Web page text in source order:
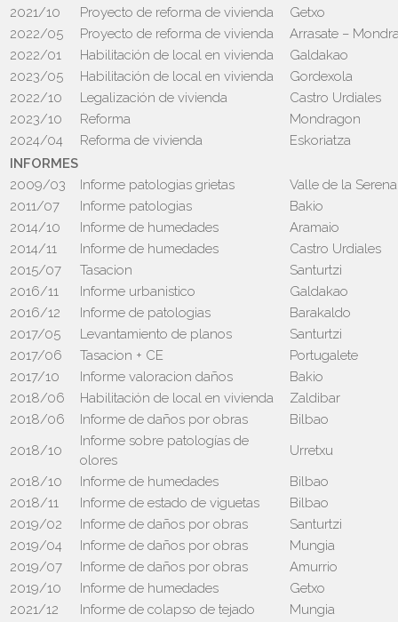
2021/10
Proyecto de reforma de vivienda
Getxo
2022/05
Proyecto de reforma de vivienda
Arrasate –
2022/01
Habilitación de local en vivienda
Galdakao
2023/05
Habilitación de local en vivienda
Gordexola
2022/10
Legalización de vivienda
Castro Urdiales
2023/10
Reforma
Mondragon
2024/04
Reforma de vivienda
Eskoriatza
INFORMES
2009/03
Informe patologias grietas
Valle de la Serena
2011/07
Informe patologias
Bakio
2014/10
Informe de humedades
Aramaio
2014/11
Informe de humedades
Castro Urdiales
2015/07
Tasacion
Santurtzi
2016/11
Informe urbanistico
Galdakao
2016/12
Informe de patologias
Barakaldo
2017/05
Levantamiento de planos
Santurtzi
2017/06
Tasacion + CE
Portugalete
2017/10
Informe valoracion daños
Bakio
2018/06
Habilitación de local en vivienda
Zaldibar
2018/06
Informe de daños por obras
Bilbao
2018/10
Informe sobre patologías de
olores
Urretxu
2018/10
Informe de humedades
Bilbao
2018/11
Informe de estado de viguetas
Bilbao
2019/02
Informe de daños por obras
Santurtzi
2019/04
Informe de daños por obras
Mungia
2019/07
Informe de daños por obras
Amurrio
2019/10
Informe de humedades
Getxo
2021/12
Informe de colapso de tejado
Mungia